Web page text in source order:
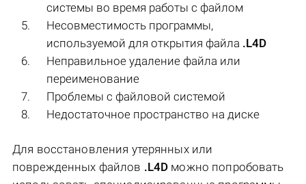
системы во время работы с файлом
Несовместимость программы,
используемой для открытия файла .L4D
Неправильное удаление файла или
переименование
Проблемы с файловой системой
Недостаточное пространство на диске
Для восстановления утерянных или
поврежденных файлов .L4D можно попробовать